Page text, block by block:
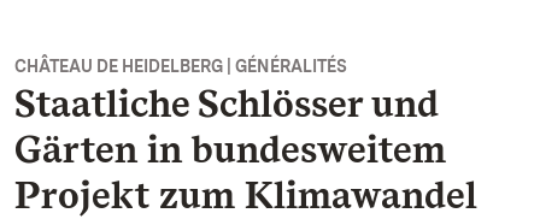
CHÂTEAU DE HEIDELBERG | GÉNÉRALITÉS
Staatliche Schlösser und
Gärten in bundesweitem
Projekt zum Klimawandel